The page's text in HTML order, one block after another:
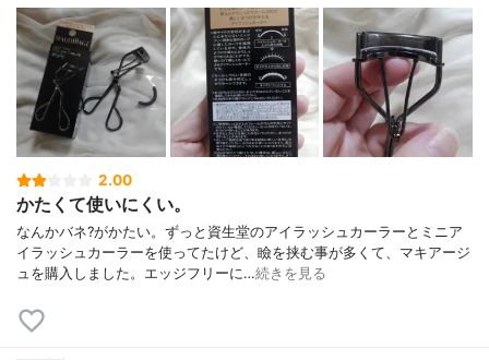
2.00
かたくて使いにくい。
なんかバネ?がかたい。ずっと資生堂のアイラッシュカーラーとミニア
イラッシュカーラーを使ってたけど、瞼を挟む事が多くて、マキアージ
ュを購入しました。エッジフリーに…続きを見る